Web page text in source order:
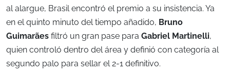
al alargue, Brasil encontró el premio a su insistencia. Ya
en el quinto minuto del tiempo añadido, Bruno
Guimarães filtró un gran pase para Gabriel Martinelli,
quien controló dentro del área y definió con categoría al
segundo palo para sellar el 2-1 definitivo.